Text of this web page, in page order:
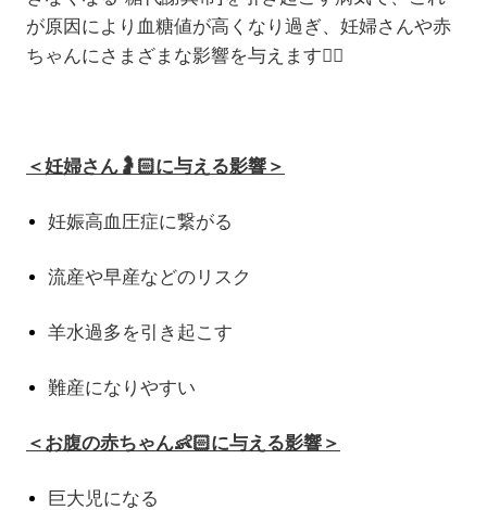
が原因により血糖値が高くなり過ぎ、妊婦さんや赤
ちゃんにさまざまな影響を与えます😵‍💫
＜妊婦さん 🤰🏻に与える影響＞
妊娠高血圧症に繋がる
流産や早産などのリスク
羊水過多を引き起こす
難産になりやすい
＜お腹の赤ちゃん👶🏻に与える影響＞
巨大児になる